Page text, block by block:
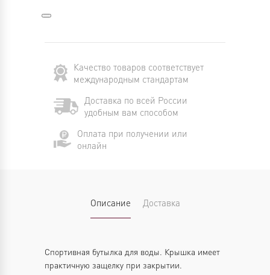
Качество товаров соответствует
международным стандартам
Доставка по всей России
удобным вам способом
Оплата при получении или
онлайн
Описание Доставка
Спортивная бутылка для воды. Крышка имеет
практичную защелку при закрытии.